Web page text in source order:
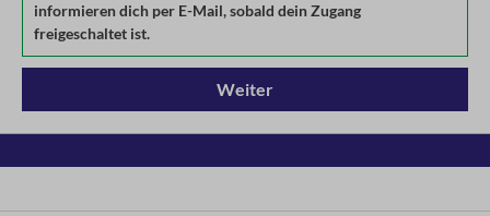
informieren dich per E-Mail, sobald dein Zugang
freigeschaltet ist.
Weiter